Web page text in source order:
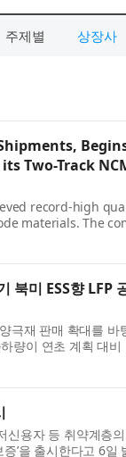
주제별 상장사
Two-Track
record-high
materials. The
its initial plan and
북미 ESS향 LFP
극재 판매 확대를 바
량이 연초 계획 대
급도 시작하며
신용자 등 취약계층
’을 출시한다고 6일